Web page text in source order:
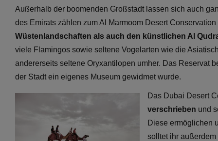
Außerhalb der boomenden Großstadt lassen sich auch
des Emirats zählen zum Al Marmoom Desert
Wüstenlandschaften als auch den künstlichen Al
viele Flamingos sowie seltene Vogelarten wie die
andererseits seltene Oryxantilopen umher. Das Reservat
der Stadt ein eigenes Museum gewidmet wurde.
Das Dubai Desert
verschrieben und
Diese ermöglichen
solltet ihr